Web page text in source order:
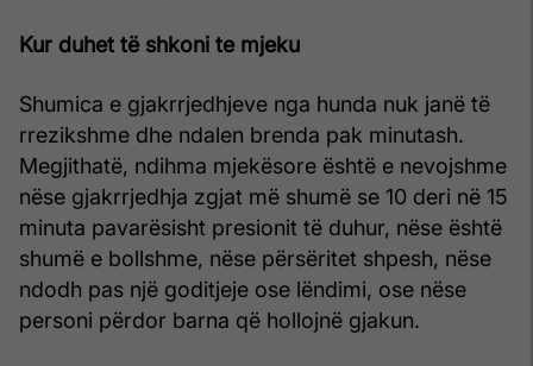
Kur duhet të shkoni te mjeku
Shumica e gjakrrjedhjeve nga hunda nuk janë të
rrezikshme dhe ndalen brenda pak minutash.
Megjithatë, ndihma mjekësore është e nevojshme
nëse gjakrrjedhja zgjat më shumë se 10 deri në 15
minuta pavarësisht presionit të duhur, nëse është
shumë e bollshme, nëse përsëritet shpesh, nëse
ndodh pas një goditjeje ose lëndimi, ose nëse
personi përdor barna që hollojnë gjakun.